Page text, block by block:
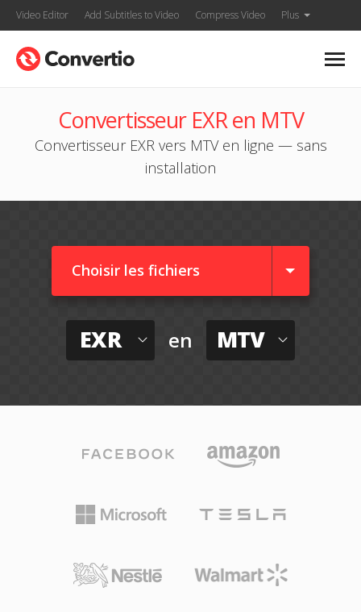
Video Editor Add Subtitles to Video Compress Video Plus
Convertisseur EXR en MTV
Convertisseur EXR vers MTV en ligne — sans
installation
Choisir les fichiers
EXR en MTV